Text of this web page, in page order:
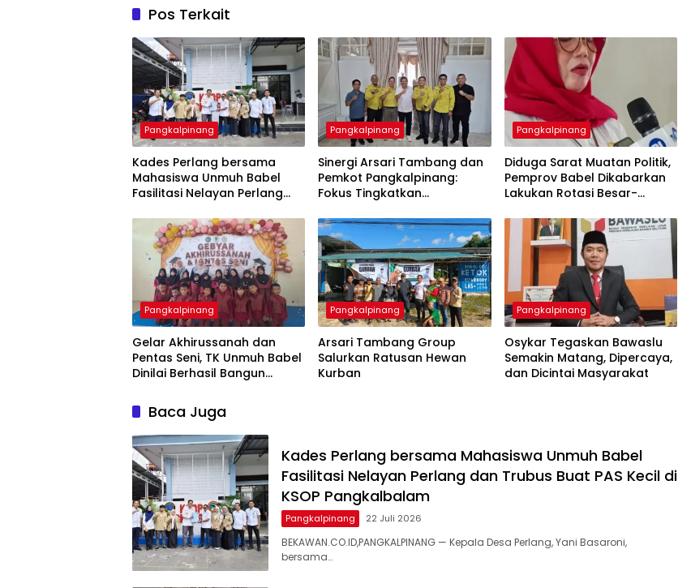
Pos Terkait
Pangkalpinang
Kades Perlang bersama
Mahasiswa Unmuh Babel
Fasilitasi Nelayan Perlang
KSOP Pangkalbalam
Pangkalpinang
‎Sinergi Arsari Tambang dan
Pemkot Pangkalpinang:
Fokus Tingkatkan
5 Sektor ‎
Pangkalpinang
‎Diduga Sarat Muatan Politik,
Pemprov Babel Dikabarkan
Lakukan Rotasi Besar-
Paruh Waktu ‎
Pangkalpinang
‎Gelar Akhirussanah dan
Pentas Seni, TK Unmuh Babel
Dinilai Berhasil Bangun
Pangkalpinang
‎Arsari Tambang Group
Salurkan Ratusan Hewan
Kurban
Pangkalpinang
Osykar Tegaskan Bawaslu
Semakin Matang, Dipercaya,
dan Dicintai Masyarakat
Baca Juga
Kades Perlang bersama Mahasiswa Unmuh Babel
Fasilitasi Nelayan Perlang dan Trubus Buat PAS Kecil di
KSOP Pangkalbalam
Pangkalpinang 22 Juli 2026
BEKAWAN.CO.ID,PANGKALPINANG — Kepala Desa Perlang, Yani Basaroni,
bersama…